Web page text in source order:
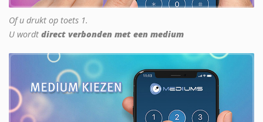
Of u drukt op toets 1.
U wordt direct verbonden met een medium